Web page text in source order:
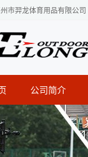
市羿龙体育用品有限公司
公司简介